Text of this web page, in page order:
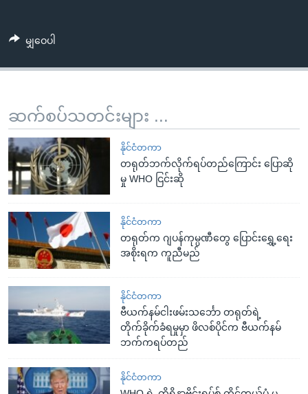
မျှဝေပါ
ဆက်စပ်သတင်းများ ...
နိုင်ငံတကာ
တရုတ်ဘက်လိုက်ရပ်တည်ကြောင်း ပြောဆို
မှု WHO ငြင်းဆို
နိုင်ငံတကာ
တရုတ်က ဂျပန်ကုမ္ပဏီတွေ ပြောင်းရွှေ့ရေး
အစိုးရက ကူညီမည်
နိုင်ငံတကာ
ဗီယက်နမ်ငါးဖမ်းသင်္ဘော တရုတ်ရဲ့
တိုက်ခိုက်ခံရမှုမှာ ဖိလစ်ပိုင်က ဗီယက်နမ်
ဘက်ကရပ်တည်
နိုင်ငံတကာ